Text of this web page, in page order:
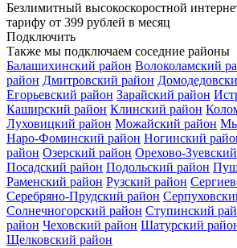
Безлимитный высокоскоростной
тарифу от 399 рублей в месяц
Подключить
Также мы подключаем соседние районы
Балашихинский район Волоколамский
район Дмитровский район
Егорьевский район Зарайский район
Каширский район Клинский район
Луховицкий район Можайский район
Наро-Фоминский район Ногинский
район Озерский район Орехово-
Посадский район Подольский район
Раменский район Рузский район
Серебряно-Прудский район
Солнечногорский район Ступинский
район Чеховский район Шатурский
Щелковский район